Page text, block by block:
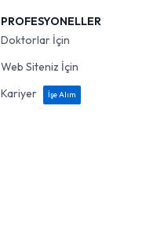
PROFESYONELLER
Doktorlar İçin
Web Siteniz İçin
Kariyer
İşe Alım